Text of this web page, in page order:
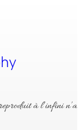
à l’infini n’a